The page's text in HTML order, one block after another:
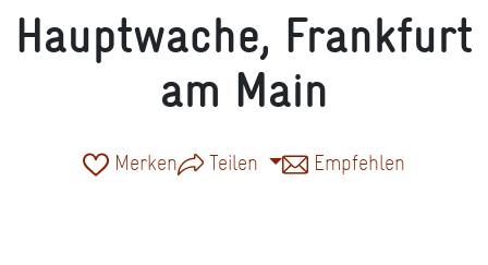
Hauptwache, Frankfurt
am Main
Merken Teilen Empfehlen